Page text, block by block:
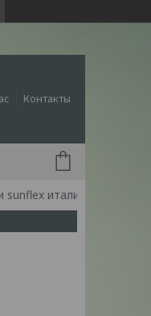
Контакты
италия